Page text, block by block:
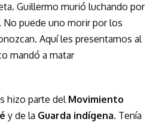
Guillermo murió luchando por
puede uno morir por los
Aquí les presentamos al
mandó a matar
hizo parte del Movimiento
y de la Guarda indígena. Tenía